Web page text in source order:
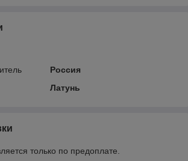
Россия
Латунь
только по предоплате.